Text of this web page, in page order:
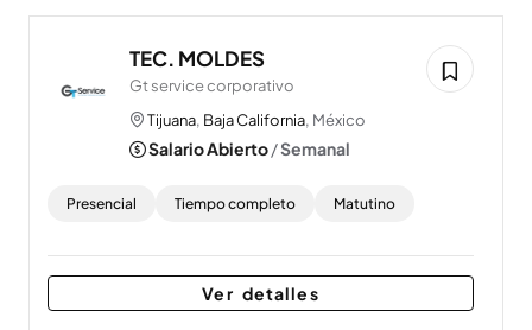
TEC. MOLDES
Gt service corporativo
Tijuana, Baja California, México
Salario Abierto/Semanal
Presencial Tiempo completo Matutino
Ver detalles